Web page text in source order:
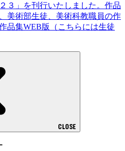
３」を刊行いたしました。作品
美術部生徒、美術科教職員の作
品集WEB版（こちらには生徒
CLOSE